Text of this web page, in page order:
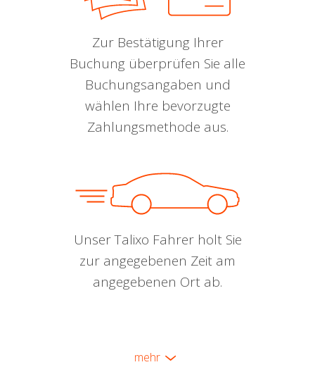
Zur Bestätigung Ihrer
Buchung überprüfen Sie alle
Buchungsangaben und
wählen Ihre bevorzugte
Zahlungsmethode aus.
Unser Talixo Fahrer holt Sie
zur angegebenen Zeit am
angegebenen Ort ab.
mehr